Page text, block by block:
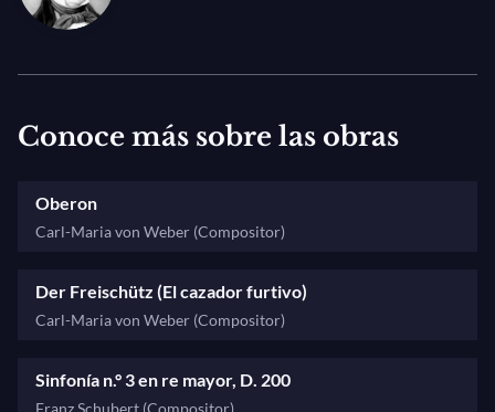
Conoce más sobre las obras
Oberon
Carl-Maria von Weber (Compositor)
Der Freischütz (El cazador furtivo)
Carl-Maria von Weber (Compositor)
Sinfonía n.° 3 en re mayor, D. 200
Franz Schubert (Compositor)